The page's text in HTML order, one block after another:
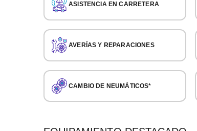
ASISTENCIA EN CARRETERA
AVERÍAS Y REPARACIONES
CAMBIO DE NEUMÁTICOS*